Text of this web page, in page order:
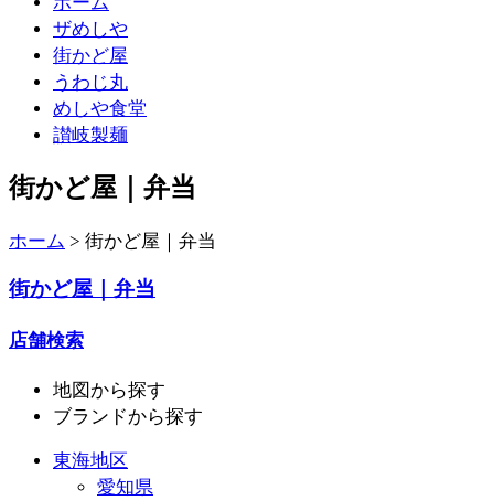
ザめしや
街かど屋
うわじ丸
めしや食堂
讃岐製麺
街かど屋｜弁当
ホーム > 街かど屋｜弁当
街かど屋｜弁当
店舗検索
地図 から探す
ブランドから探す
東海地区
愛知県